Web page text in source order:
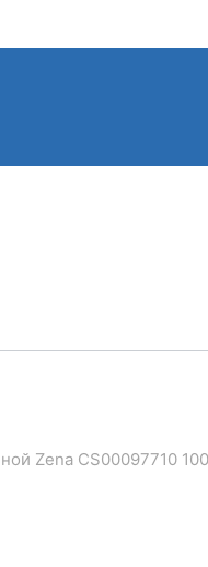
Zena CS00097710